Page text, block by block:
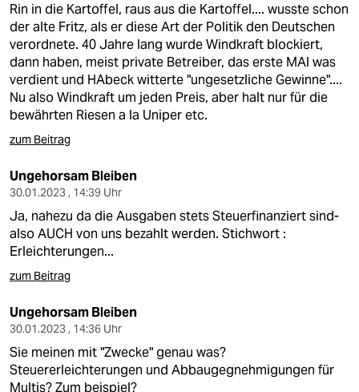
Rin in die Kartoffel, raus aus die Kartoffel.... wusste schon
der alte Fritz, als er diese Art der Politik den Deutschen
verordnete. 40 Jahre lang wurde Windkraft blockiert,
dann haben, meist private Betreiber, das erste MAl was
verdient und HAbeck witterte "ungesetzliche Gewinne"....
Nu also Windkraft um jeden Preis, aber halt nur für die
bewährten Riesen a la Uniper etc.
zum Beitrag
Ungehorsam Bleiben
30.01.2023 , 14:39 Uhr
Ja, nahezu da die Ausgaben stets Steuerfinanziert sind-
also AUCH von uns bezahlt werden. Stichwort :
Erleichterungen...
zum Beitrag
Ungehorsam Bleiben
30.01.2023 , 14:36 Uhr
Sie meinen mit "Zwecke" genau was?
Steuererleichterungen und Abbaugegnehmigungen für
Multis? Zum beispiel?